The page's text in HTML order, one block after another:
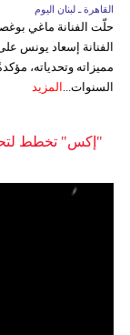
القاهرة ـ لبنان اليوم
حلّت الفنانة ماغي
مميزاته وتحدياته،
السنوات...
المزيد
"إكس" تخطط